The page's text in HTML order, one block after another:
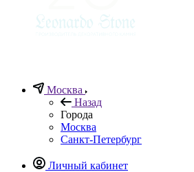
Москва
Назад
Города
Москва
Санкт-Петербург
Личный кабинет